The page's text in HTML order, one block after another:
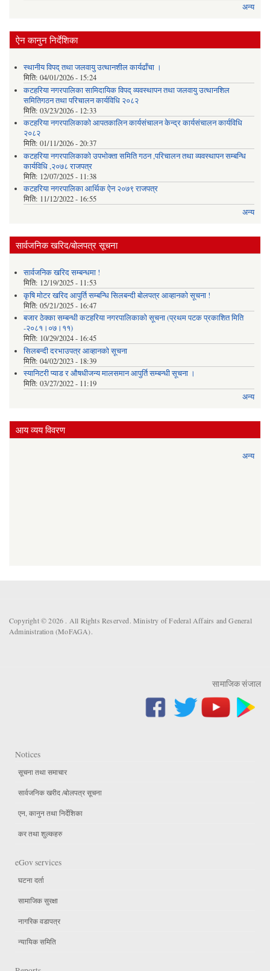
अन्य
ऐन कानुन निर्देशिका
स्थानीय विपद् तथा जलवायु उत्थानशील कार्यढाँचा ।
मिति: 04/01/2026 - 15:24
कटहरिया नगरपालिका सामिदायिक विपद् व्यवस्थापन तथा जलवायु उत्थानशिल
समितिगठन तथा परिचालन कार्यविधि २०८२
मिति: 03/23/2026 - 12:33
कटहरिया नगरपालिकाको आपतकालिन कार्यसंचालन केन्द्र कार्यसंचालन कार्यविधि
२०८२
मिति: 01/11/2026 - 20:37
कटहरिया नगरपालिकाको उपभोक्ता समिति गठन ,परिचालन तथा व्यवस्थापन सम्बन्धि
कार्यविधि ,२०७८ राजपत्र
मिति: 12/07/2025 - 11:38
कटहरिया नगरपालिका आर्थिक ऐन २०७९ राजपत्र
मिति: 11/12/2022 - 16:55
अन्य
सार्वजनिक खरिद/बोलपत्र सूचना
सार्वजनिक खरिद सम्बन्धमा !
मिति: 12/19/2025 - 11:53
कृषि मोटर खरिद आपुर्ति सम्बन्धि सिलबन्दी बोलपत्र आव्हानको सूचना !
मिति: 05/21/2025 - 16:47
बजार ठेक्का सम्बन्धी कटहरिया नगरपालिकाको सूचना (प्रथम पटक प्रकाशित मिति
-२०८१।०७।११)
मिति: 10/29/2024 - 16:45
सिलबन्दी दरभाउपत्र आव्हानको सूचना
मिति: 04/02/2023 - 18:39
स्यानिटरी प्याड र ‌औषधीजन्य मालसमान आपुर्ति सम्बन्धी सूचना ।
मिति: 03/27/2022 - 11:19
अन्य
आय व्यय विवरण
अन्य
Copyright © 2026 . All Rights Reserved. Ministry of Federal Affairs and General
Administration (MoFAGA).
सामाजिक संजाल
Notices
सूचना तथा समाचार
सार्वजनिक खरीद /बोलपत्र सूचना
एन, कानुन तथा निर्देशिका
कर तथा शुल्कहरु
eGov services
घटना दर्ता
सामाजिक सुरक्षा
नागरिक वडापत्र
न्यायिक समिति